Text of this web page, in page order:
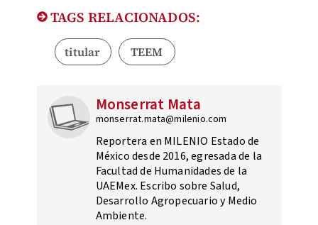
TAGS RELACIONADOS:
titular TEEM
Monserrat Mata
monserrat.mata@milenio.com
Reportera en MILENIO Estado de
México desde 2016, egresada de la
Facultad de Humanidades de la
UAEMex. Escribo sobre Salud,
Desarrollo Agropecuario y Medio
Ambiente.